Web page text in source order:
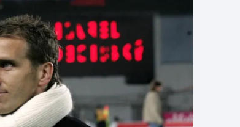
pětiboj
hry Vodní slalom
Volejbal
Ostatní